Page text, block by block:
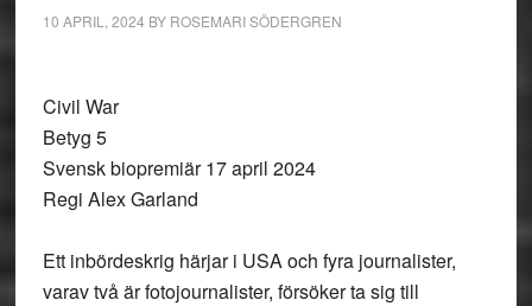
10 APRIL, 2024 BY ROSEMARI SÖDERGREN
Civil War
Betyg 5
Svensk biopremiär 17 april 2024
Regi Alex Garland
Ett inbördeskrig härjar i USA och fyra journalister,
varav två är fotojournalister, försöker ta sig till